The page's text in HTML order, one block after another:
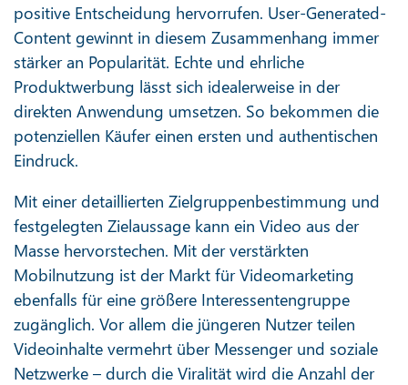
positive Entscheidung hervorrufen. User-Generated-
Content gewinnt in diesem Zusammenhang immer
stärker an Popularität. Echte und ehrliche
Produktwerbung lässt sich idealerweise in der
direkten Anwendung umsetzen. So bekommen die
potenziellen Käufer einen ersten und authentischen
Eindruck.
Mit einer detaillierten Zielgruppenbestimmung und
festgelegten Zielaussage kann ein Video aus der
Masse hervorstechen. Mit der verstärkten
Mobilnutzung ist der Markt für Videomarketing
ebenfalls für eine größere Interessentengruppe
zugänglich. Vor allem die jüngeren Nutzer teilen
Videoinhalte vermehrt über Messenger und soziale
Netzwerke – durch die Viralität wird die Anzahl der